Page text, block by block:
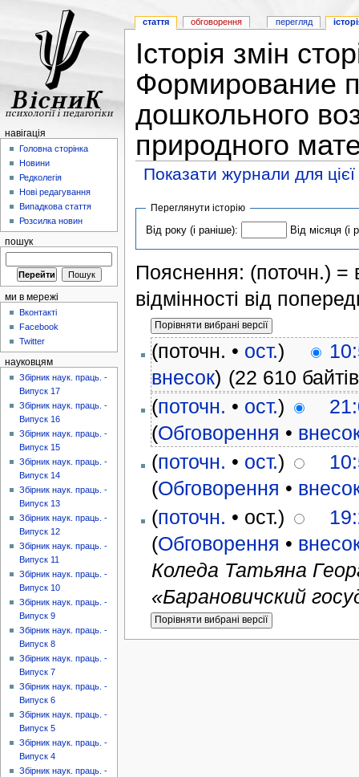
Історія змін
Формирование
дошкольного
природного
Показати журнали для цієї
Переглянути історію
Від року (і раніше): Від місяця (і
Пояснення: (поточн.) =
відмінності від
(поточн. • ост.)
внесок) (22 610
(поточн. • ост.)
(Обговорення •
(поточн. • ост.)
(Обговорення •
(поточн. • ост.)
(Обговорення •
Коледа Татьяна
«Барановичский
стаття обговорення перегляд
навігація
Головна сторінка
Новини
Редколегія
Нові редагування
Випадкова стаття
Розсилка новин
пошук
ми в мережі
Вконтакті
Facebook
Twitter
науковцям
Збірник наук. праць. -
Випуск 17
Збірник наук. праць. -
Випуск 16
Збірник наук. праць. -
Випуск 15
Збірник наук. праць. -
Випуск 14
Збірник наук. праць. -
Випуск 13
Збірник наук. праць. -
Випуск 12
Збірник наук. праць. -
Випуск 11
Збірник наук. праць. -
Випуск 10
Збірник наук. праць. -
Випуск 9
Збірник наук. праць. -
Випуск 8
Збірник наук. праць. -
Випуск 7
Збірник наук. праць. -
Випуск 6
Збірник наук. праць. -
Випуск 5
Збірник наук. праць. -
Випуск 4
Збірник наук. праць. -